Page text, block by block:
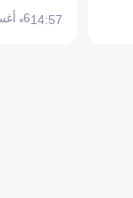
14:576 أغسطس 2026